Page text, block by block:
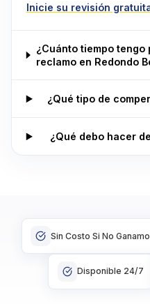
Inicie su revisión
¿Cuánto tiempo
reclamo en Redondo
¿Qué tipo de
¿Qué debo hacer
Sin Costo Si No
Disponible 24/7